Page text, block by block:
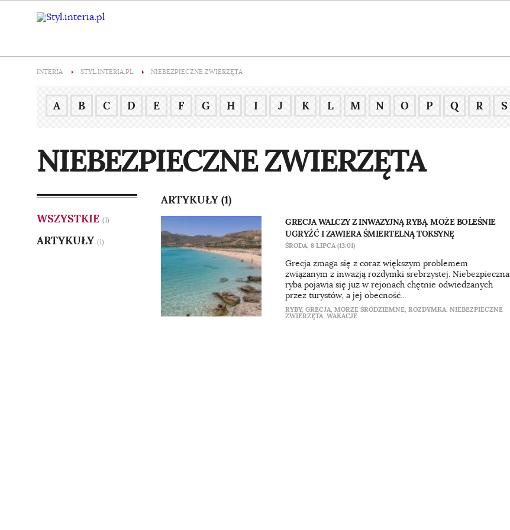
INTERIA STYL.INTERIA.PL NIEBEZPIECZNE ZWIERZĘTA
A B C D E F G H I J K L M N O P Q R S
NIEBEZPIECZNE ZWIERZĘTA
WSZYSTKIE (1)
ARTYKUŁY (1)
ARTYKUŁY (1)
GRECJA WALCZY Z INWAZYJNĄ RYBĄ. MOŻE BOLEŚNIE
UGRYŹĆ I ZAWIERA ŚMIERTELNĄ TOKSYNĘ
ŚRODA, 8 LIPCA (13:01)
Grecja zmaga się z coraz większym problemem
związanym z inwazją rozdymki srebrzystej. Niebezpieczna
ryba pojawia się już w rejonach chętnie odwiedzanych
przez turystów, a jej obecność...
RYBY, GRECJA, MORZE ŚRÓDZIEMNE, ROZDYMKA, NIEBEZPIECZNE
ZWIERZĘTA, WAKACJE